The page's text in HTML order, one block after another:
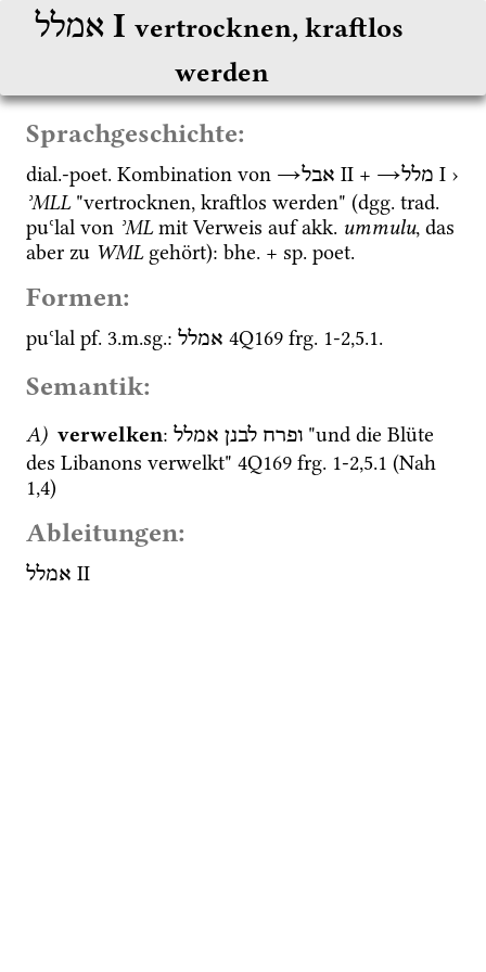
אמלל‎ I vertrocknen, kraftlos
werden
Sprachgeschichte:
dial.-poet. Kombination von →אבל ‎ II + →מלל ‎ I
ʾMLL "vertrocknen, kraftlos werden" (dgg. trad.
puʿlal von ʾML mit Verweis auf akk. ummulu, das
aber zu WML gehört): bhe. + sp. poet.
Formen:
puʿlal pf. 3.m.sg.: אמלל 4Q169 frg. 1-2,5.1.
Semantik:
A) verwelken: ופרח לבנן אמלל
"und die Blüte
des Libanons verwelkt" 4Q169 frg. 1-2,5.1 (Nah
1,4)
Ableitungen:
אמלל ‎ II